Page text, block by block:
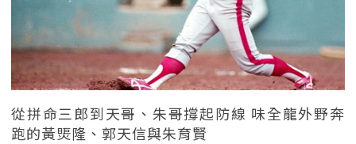
從拼命三郎到天哥、朱哥撐起防線 味全龍外野奔
跑的黃煚隆、郭天信與朱育賢